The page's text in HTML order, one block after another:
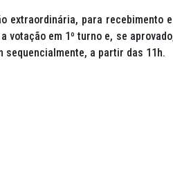
extraordinária, para recebimento
votação em 1º turno e, se
sequencialmente, a partir das 11h.